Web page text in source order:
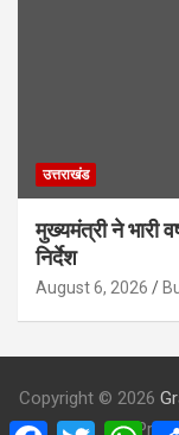
उत्तराखंड
मुख्यमंत्री ने भारी
निर्देश
August 6, 2026
Copyright © 2026
T W